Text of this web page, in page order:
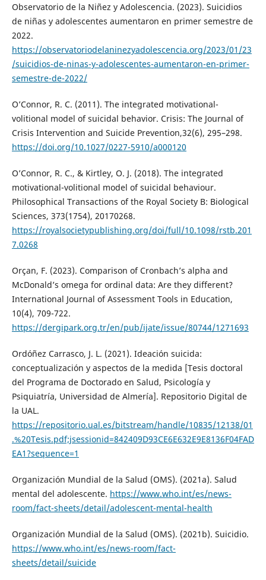
Observatorio de la Niñez y Adolescencia. (2023). Suicidios
de niñas y adolescentes aumentaron en primer semestre de
2022.
https://observatoriodelaninezyadolescencia.org/2023/01/23
/suicidios-de-ninas-y-adolescentes-aumentaron-en-primer-
semestre-de-2022/
O’Connor, R. C. (2011). The integrated motivational-
volitional model of suicidal behavior. Crisis: The Journal of
Crisis Intervention and Suicide Prevention,32(6), 295–298.
https://doi.org/10.1027/0227-5910/a000120
O’Connor, R. C., & Kirtley, O. J. (2018). The integrated
motivational-volitional model of suicidal behaviour.
Philosophical Transactions of the Royal Society B: Biological
Sciences, 373(1754), 20170268.
https://royalsocietypublishing.org/doi/full/10.1098/rstb.201
7.0268
Orçan, F. (2023). Comparison of Cronbach’s alpha and
McDonald’s omega for ordinal data: Are they different?
International Journal of Assessment Tools in Education,
10(4), 709-722.
https://dergipark.org.tr/en/pub/ijate/issue/80744/1271693
Ordóñez Carrasco, J. L. (2021). Ideación suicida:
conceptualización y aspectos de la medida [Tesis doctoral
del Programa de Doctorado en Salud, Psicología y
Psiquiatría, Universidad de Almería]. Repositorio Digital de
la UAL.
https://repositorio.ual.es/bitstream/handle/10835/12138/01
.%20Tesis.pdf;jsessionid=842409D93CE6E632E9E8136F04FAD
EA1?sequence=1
Organización Mundial de la Salud (OMS). (2021a). Salud
mental del adolescente. https://www.who.int/es/news-
room/fact-sheets/detail/adolescent-mental-health
Organización Mundial de la Salud (OMS). (2021b). Suicidio.
https://www.who.int/es/news-room/fact-
sheets/detail/suicide